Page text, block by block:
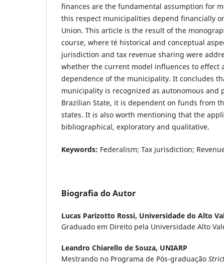
finances are the fundamental assumption for
this respect municipalities depend financially
Union. This article is the result of the
course, where té historical and conceptual
jurisdiction and tax revenue sharing were
whether the current model influences to effect
dependence of the municipality. It concludes
municipality is recognized as autonomous
Brazilian State, it is dependent on funds from
states. It is also worth mentioning that the
bibliographical, exploratory and qualitative.
Keywords: Federalism; Tax jurisdiction;
Biografia do Autor
Lucas Parizotto Rossi, Universidade do Alto
Graduado em Direito pela Universidade Alto
Leandro Chiarello de Souza, UNIARP
Mestrando no Programa de Pós-graduação